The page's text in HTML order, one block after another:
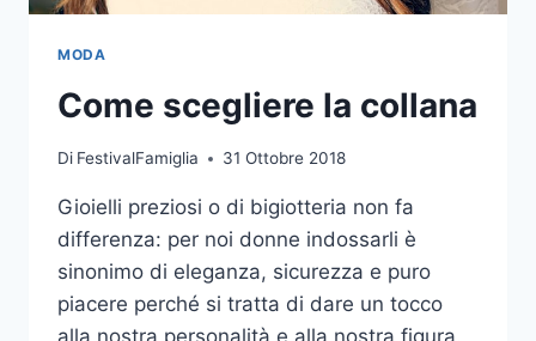
MODA
Come scegliere la collana
Di FestivalFamiglia 31 Ottobre 2018
Gioielli preziosi o di bigiotteria non fa
differenza: per noi donne indossarli è
sinonimo di eleganza, sicurezza e puro
piacere perché si tratta di dare un tocco